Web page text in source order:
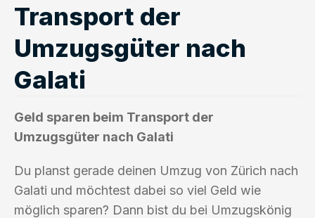
Transport der
Umzugsgüter nach
Galati
Geld sparen beim Transport der
Umzugsgüter nach Galati
Du planst gerade deinen Umzug von Zürich nach
Galati und möchtest dabei so viel Geld wie
möglich sparen? Dann bist du bei Umzugskönig